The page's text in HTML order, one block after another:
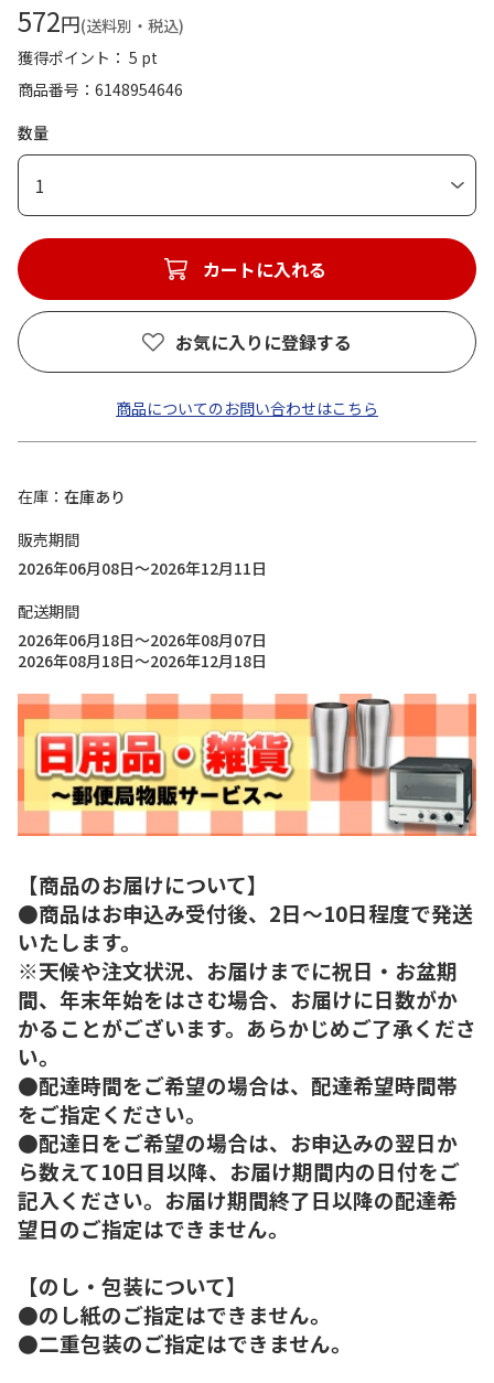
572円(送料別・税込)
獲得ポイント： 5 pt
商品番号
6148954646
数量
1
カートに入れる
お気に入りに登録する
商品についてのお問い合わせはこちら
在庫
在庫あり
販売期間
2026年06月08日～2026年12月11日
配送期間
2026年06月18日～2026年08月07日
2026年08月18日～2026年12月18日
【商品のお届けについて】
●商品はお申込み受付後、2日～10日程度で発送
いたします。
※天候や注文状況、お届けまでに祝日・お盆期
間、年末年始をはさむ場合、お届けに日数がか
かることがございます。あらかじめご了承くださ
い。
●配達時間をご希望の場合は、配達希望時間帯
をご指定ください。
●配達日をご希望の場合は、お申込みの翌日か
ら数えて10日目以降、お届け期間内の日付をご
記入ください。お届け期間終了日以降の配達希
望日のご指定はできません。
【のし・包装について】
●のし紙のご指定はできません。
●二重包装のご指定はできません。